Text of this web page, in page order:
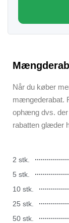
Når du køber
mængederabat.
ophæng dvs.
rabatten glæder
2 stk.
5 stk.
10 stk.
25 stk.
50 stk.